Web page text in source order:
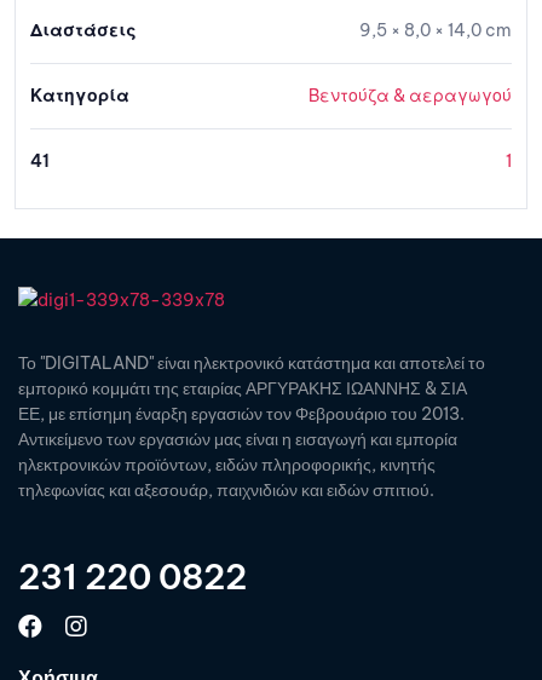
Διαστάσεις 9,5 × 8,0 × 14,0 cm
Κατηγορία Βεντούζα & αεραγωγού
41 1
Το "DIGITALAND" είναι ηλεκτρονικό κατάστημα και αποτελεί το
εμπορικό κομμάτι της εταιρίας ΑΡΓΥΡΑΚΗΣ ΙΩΑΝΝΗΣ & ΣΙΑ
ΕΕ, με επίσημη έναρξη εργασιών τον Φεβρουάριο του 2013.
Αντικείμενο των εργασιών μας είναι η εισαγωγή και εμπορία
ηλεκτρονικών προϊόντων, ειδών πληροφορικής, κινητής
τηλεφωνίας και αξεσουάρ, παιχνιδιών και ειδών σπιτιού.
231 220 0822